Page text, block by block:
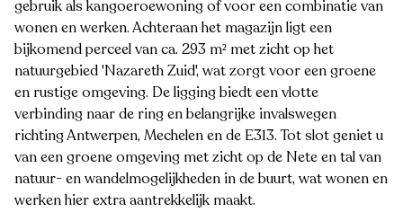
gebruik als kangoeroewoning of voor een combinatie van
wonen en werken. Achteraan het magazijn ligt een
bijkomend perceel van ca. 293 m² met zicht op het
natuurgebied 'Nazareth Zuid', wat zorgt voor een groene
en rustige omgeving. De ligging biedt een vlotte
verbinding naar de ring en belangrijke invalswegen
richting Antwerpen, Mechelen en de E313. Tot slot geniet u
van een groene omgeving met zicht op de Nete en tal van
natuur- en wandelmogelijkheden in de buurt, wat wonen en
werken hier extra aantrekkelijk maakt.